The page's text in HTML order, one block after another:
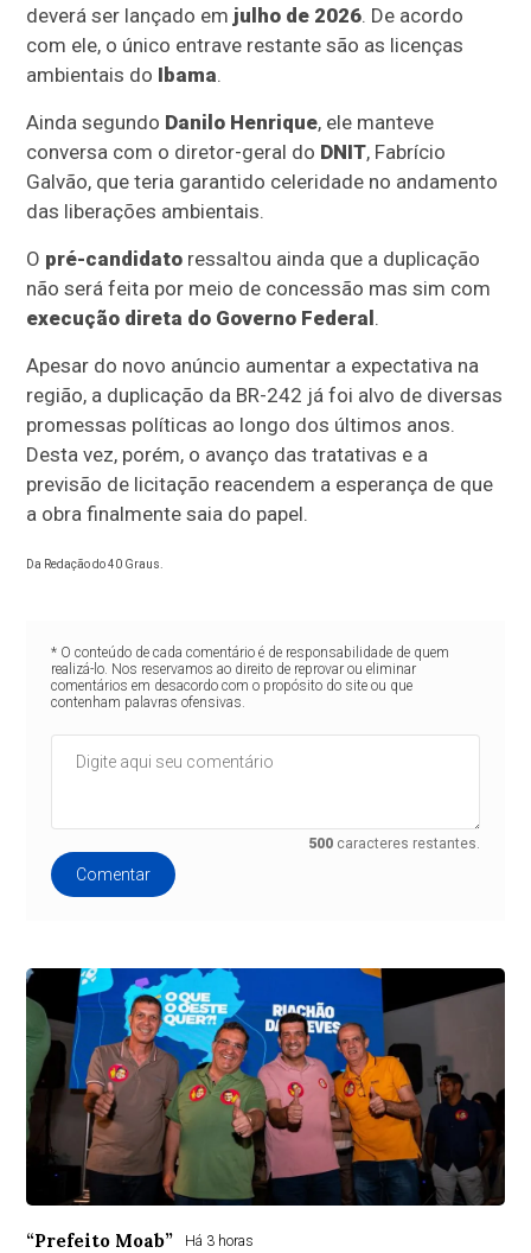
deverá ser lançado em julho de 2026. De acordo
com ele, o único entrave restante são as licenças
ambientais do Ibama.
Ainda segundo Danilo Henrique, ele manteve
conversa com o diretor-geral do DNIT, Fabrício
Galvão, que teria garantido celeridade no andamento
das liberações ambientais.
O pré-candidato ressaltou ainda que a duplicação
não será feita por meio de concessão mas sim com
execução direta do Governo Federal.
Apesar do novo anúncio aumentar a expectativa na
região, a duplicação da BR-242 já foi alvo de diversas
promessas políticas ao longo dos últimos anos.
Desta vez, porém, o avanço das tratativas e a
previsão de licitação reacendem a esperança de que
a obra finalmente saia do papel.
Da Redação do 40 Graus.
* O conteúdo de cada comentário é de responsabilidade de quem
realizá-lo. Nos reservamos ao direito de reprovar ou eliminar
comentários em desacordo com o propósito do site ou que
contenham palavras ofensivas.
500 caracteres restantes.
Comentar
“Prefeito Moab” Há 3 horas